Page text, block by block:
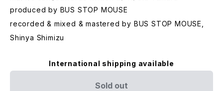
produced by BUS STOP MOUSE
recorded & mixed & mastered by BUS STOP MOUSE,
Shinya Shimizu
International shipping available
Sold out